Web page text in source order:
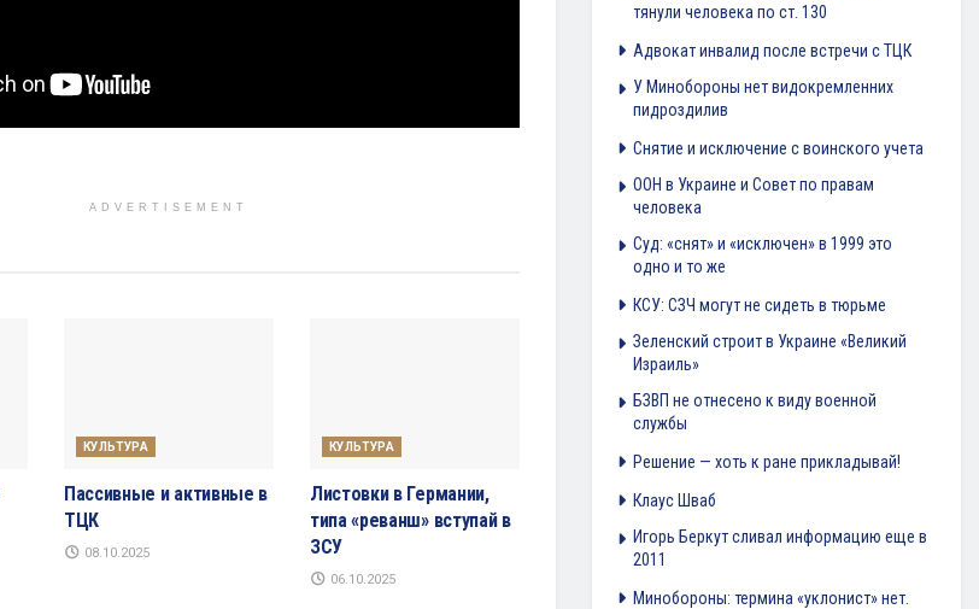
ADVERTISEMENT
КУЛЬТУРА
Пассивные и активные в
ТЦК
08.10.2025
КУЛЬТУРА
Листовки в Германии,
типа «реванш» вступай в
ЗСУ
06.10.2025
тянули человека по ст. 130
Адвокат инвалид после встречи с ТЦК
У Минобороны нет видокремленних
пидроздилив
Снятие и исключение с воинского учета
ООН в Украине и Совет по правам
человека
Суд: «снят» и «исключен» в 1999 это
одно и то же
КСУ: СЗЧ могут не сидеть в тюрьме
Зеленский строит в Украине «Великий
Израиль»
БЗВП не отнесено к виду военной
службы
Решение — хоть к ране прикладывай!
Клаус Шваб
Игорь Беркут сливал информацию еще в
2011
Минобороны: термина «уклонист» нет.